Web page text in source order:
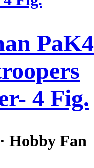
4 Fig.
Hobby Fan